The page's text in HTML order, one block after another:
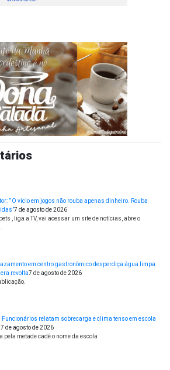
” O vício em jogos não rouba apenas dinheiro. Rouba
7 de agosto de 2026
, liga a TV, vai acessar um site de notícias, abre o
em centro gastronômico desperdiça água limpa
revolta7 de agosto de 2026
Funcionários relatam sobrecarga e clima tenso em escola
7 de agosto de 2026
pela metade cadê o nome da escola